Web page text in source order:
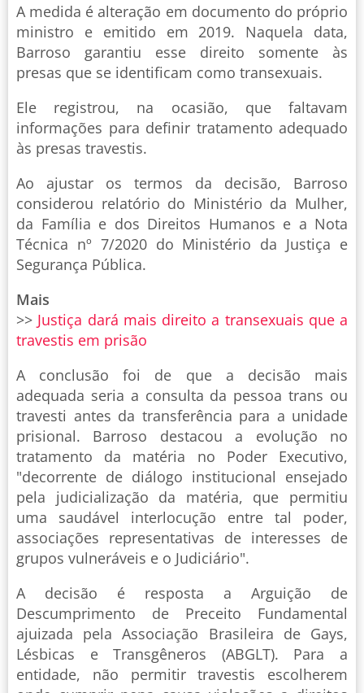
A medida é alteração em documento do próprio
ministro e emitido em 2019. Naquela data,
Barroso garantiu esse direito somente às
presas que se identificam como transexuais.
Ele registrou, na ocasião, que faltavam
informações para definir tratamento adequado
às presas travestis.
Ao ajustar os termos da decisão, Barroso
considerou relatório do Ministério da Mulher,
da Família e dos Direitos Humanos e a Nota
Técnica nº 7/2020 do Ministério da Justiça e
Segurança Pública.
Mais
>> Justiça dará mais direito a transexuais que a
travestis em prisão
A conclusão foi de que a decisão mais
adequada seria a consulta da pessoa trans ou
travesti antes da transferência para a unidade
prisional. Barroso destacou a evolução no
tratamento da matéria no Poder Executivo,
"decorrente de diálogo institucional ensejado
pela judicialização da matéria, que permitiu
uma saudável interlocução entre tal poder,
associações representativas de interesses de
grupos vulneráveis e o Judiciário".
A decisão é resposta a Arguição de
Descumprimento de Preceito Fundamental
ajuizada pela Associação Brasileira de Gays,
Lésbicas e Transgêneros (ABGLT). Para a
entidade, não permitir travestis escolherem